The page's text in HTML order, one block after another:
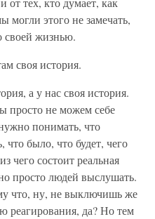
могли этого не замечать,
своей жизнью.
своя история.
а у нас своя история.
просто не можем себе
понимать, что
было, что будет, чего
чего состоит реальная
просто людей выслушать.
что, ну, не выключишь же
реагирования, да? Но тем